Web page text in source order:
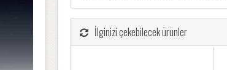
İlginizi çekebilecek ürünler